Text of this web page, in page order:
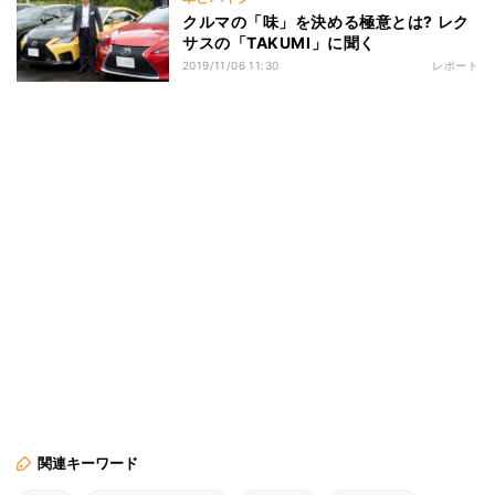
クルマの「味」を決める極意とは? レク
サスの「TAKUMI」に聞く
2019/11/06 11:30 レポート
関連キーワード